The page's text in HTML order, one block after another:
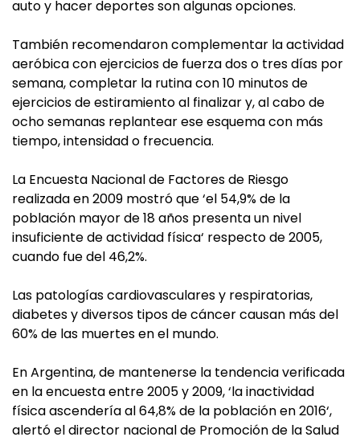
auto y hacer deportes son algunas opciones.
También recomendaron complementar la actividad
aeróbica con ejercicios de fuerza dos o tres días por
semana, completar la rutina con 10 minutos de
ejercicios de estiramiento al finalizar y, al cabo de
ocho semanas replantear ese esquema con más
tiempo, intensidad o frecuencia.
La Encuesta Nacional de Factores de Riesgo
realizada en 2009 mostró que ‘el 54,9% de la
población mayor de 18 años presenta un nivel
insuficiente de actividad física‘ respecto de 2005,
cuando fue del 46,2%.
Las patologías cardiovasculares y respiratorias,
diabetes y diversos tipos de cáncer causan más del
60% de las muertes en el mundo.
En Argentina, de mantenerse la tendencia verificada
en la encuesta entre 2005 y 2009, ‘la inactividad
física ascendería al 64,8% de la población en 2016‘,
alertó el director nacional de Promoción de la Salud